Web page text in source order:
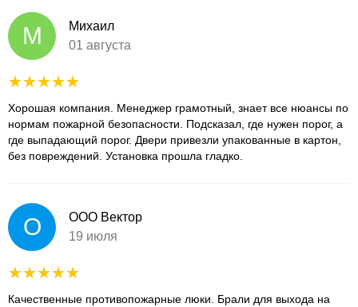
М
Михаил
01 августа
Хорошая компания. Менеджер грамотный, знает все нюансы по
нормам пожарной безопасности. Подсказал, где нужен порог, а
где выпадающий порог. Двери привезли упакованные в картон,
без повреждений. Установка прошла гладко.
О
ООО Вектор
19 июля
Качественные противопожарные люки. Брали для выхода на